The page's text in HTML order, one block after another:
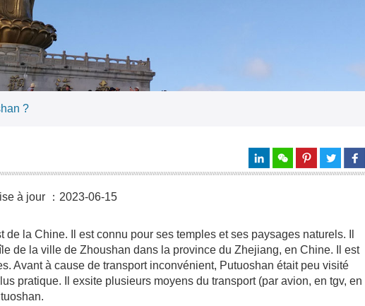
?
à jour ：2023-06-15
la Chine. Il est connu pour ses temples et ses paysages naturels. Il
de la ville de Zhoushan dans la province du Zhejiang, en Chine. Il est
Avant à cause de transport inconvénient, Putuoshan était peu visité
pratique. Il exsite plusieurs moyens du transport (par avion, en tgv, en